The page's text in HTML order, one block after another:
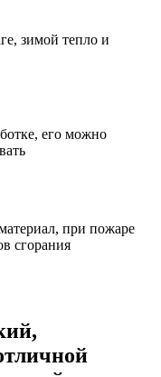
зимой тепло и
его можно
при пожаре
сгорания